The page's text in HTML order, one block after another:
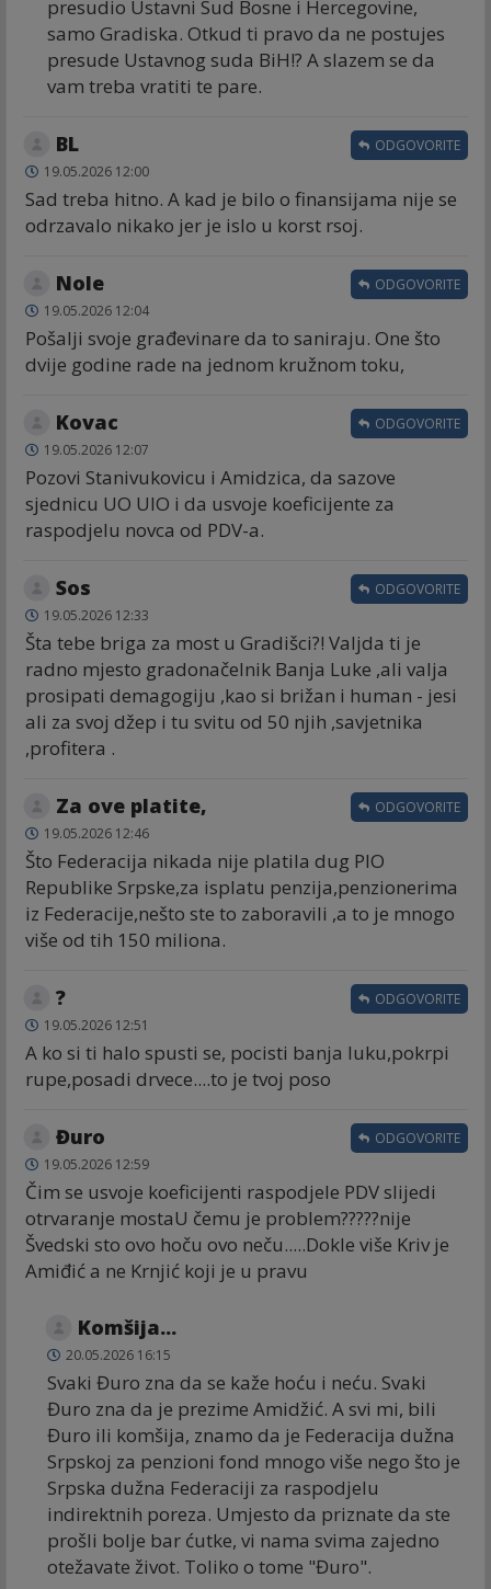
presudio Ustavni Sud Bosne i Hercegovine,
samo Gradiska. Otkud ti pravo da ne postujes
presude Ustavnog suda BiH!? A slazem se da
vam treba vratiti te pare.
BL
19.05.2026 12:00
Sad treba hitno. A kad je bilo o finansijama nije se
odrzavalo nikako jer je islo u korst rsoj.
ODGOVORITE
Nole
19.05.2026 12:04
Pošalji svoje građevinare da to saniraju. One što
dvije godine rade na jednom kružnom toku,
ODGOVORITE
Kovac
19.05.2026 12:07
Pozovi Stanivukovicu i Amidzica, da sazove
sjednicu UO UIO i da usvoje koeficijente za
raspodjelu novca od PDV-a.
ODGOVORITE
Sos
19.05.2026 12:33
Šta tebe briga za most u Gradišci?! Valjda ti je
radno mjesto gradonačelnik Banja Luke ,ali valja
prosipati demagogiju ,kao si brižan i human - jesi
ali za svoj džep i tu svitu od 50 njih ,savjetnika
,profitera .
ODGOVORITE
Za ove platite,
19.05.2026 12:46
Što Federacija nikada nije platila dug PIO
Republike Srpske,za isplatu penzija,penzionerima
iz Federacije,nešto ste to zaboravili ,a to je mnogo
više od tih 150 miliona.
ODGOVORITE
?
19.05.2026 12:51
A ko si ti halo spusti se, pocisti banja luku,pokrpi
rupe,posadi drvece....to je tvoj poso
ODGOVORITE
Đuro
19.05.2026 12:59
Čim se usvoje koeficijenti raspodjele PDV slijedi
otrvaranje mostaU čemu je problem?????nije
Švedski sto ovo hoču ovo neču.....Dokle više Kriv je
Amiđić a ne Krnjić koji je u pravu
ODGOVORITE
Komšija...
20.05.2026 16:15
Svaki Đuro zna da se kaže hoću i neću. Svaki
Đuro zna da je prezime Amidžić. A svi mi, bili
Đuro ili komšija, znamo da je Federacija dužna
Srpskoj za penzioni fond mnogo više nego što je
Srpska dužna Federaciji za raspodjelu
indirektnih poreza. Umjesto da priznate da ste
prošli bolje bar ćutke, vi nama svima zajedno
otežavate život. Toliko o tome "Đuro".